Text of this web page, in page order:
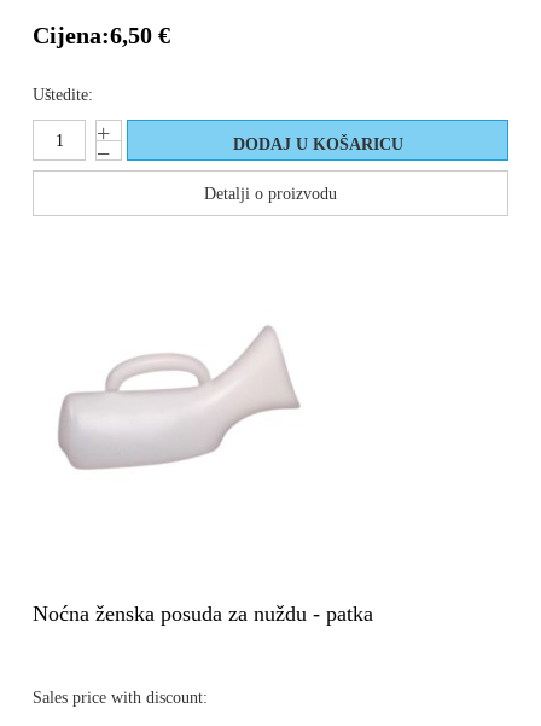
Cijena:6,50 €
Uštedite:
Detalji o proizvodu
Noćna ženska posuda za nuždu - patka
Sales price with discount: